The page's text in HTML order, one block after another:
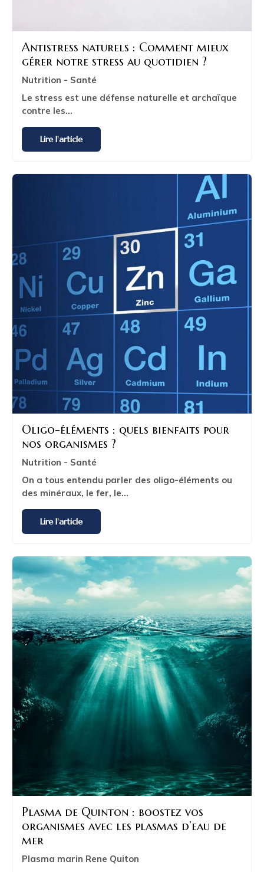
Antistress naturels : Comment mieux
gérer notre stress au quotidien ?
Nutrition - Santé
Le stress est une défense naturelle et archaïque
contre les...
Lire l'article
Oligo-éléments : quels bienfaits pour
nos organismes ?
Nutrition - Santé
On a tous entendu parler des oligo-éléments ou
des minéraux, le fer, le...
Lire l'article
Plasma de Quinton : boostez vos
organismes avec les plasmas d’eau de
mer
Plasma marin Rene Quiton